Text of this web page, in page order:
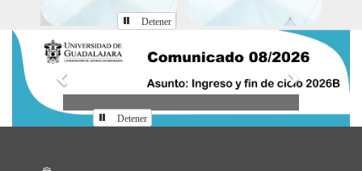
Detener
Anterior Siguiente
Detener